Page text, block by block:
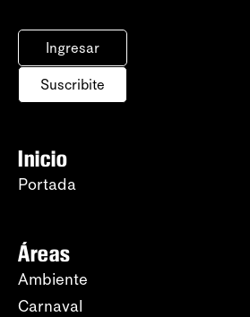
Ingresar
Suscribite
Inicio
Portada
Áreas
Ambiente
Carnaval